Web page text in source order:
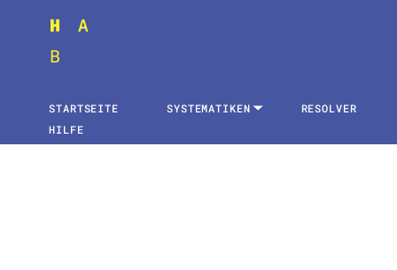
STARTSEITE SYSTEMATIKEN
RESOLVER
HILFE